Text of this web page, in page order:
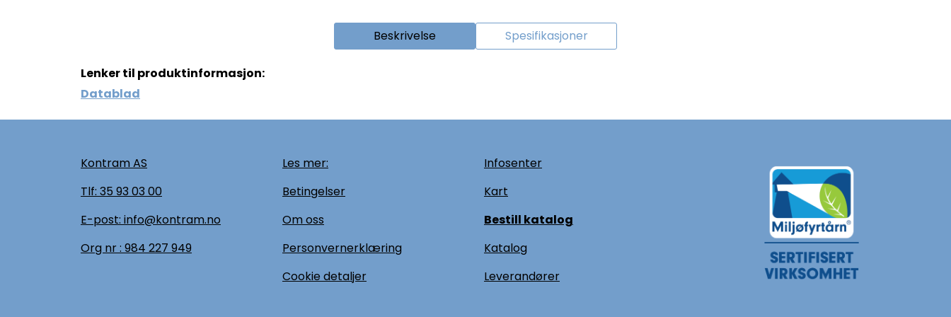
Beskrivelse Spesifikasjoner
Lenker til produktinformasjon:
Datablad
Kontram AS
Tlf: 35 93 03 00
E-post: info@kontram.no
Org nr : 984 227 949
Les mer:
Betingelser
Om oss
Personvernerklæring
Cookie detaljer
Infosenter
Kart
Bestill katalog
Katalog
Leverandører